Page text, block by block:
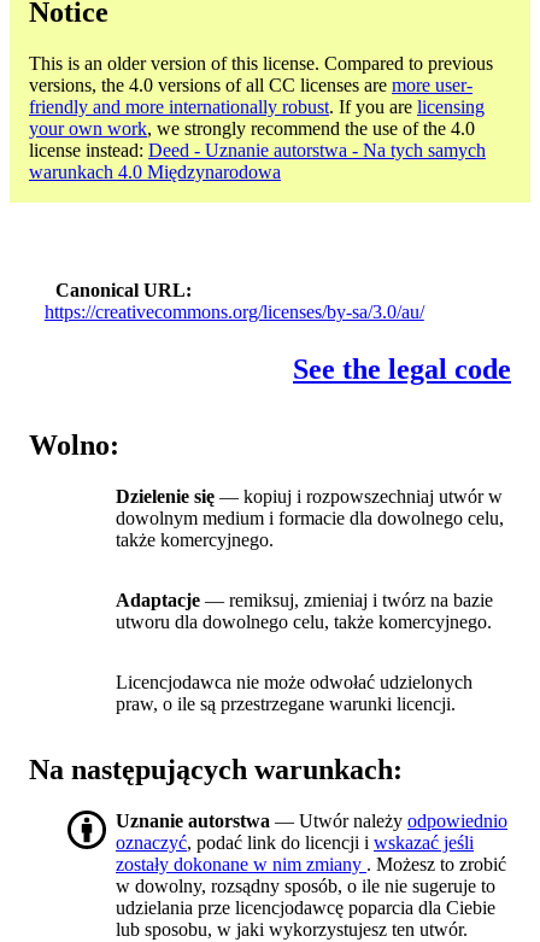
Notice
This is an older version of this license. Compared to previous
versions, the 4.0 versions of all CC licenses are more user-
friendly and more internationally robust. If you are licensing
your own work, we strongly recommend the use of the 4.0
license instead: Deed - Uznanie autorstwa - Na tych samych
warunkach 4.0 Międzynarodowa
Canonical URL
https://creativecommons.org/licenses/by-sa/3.0/au/
See the legal code
Wolno:
Dzielenie się — kopiuj i rozpowszechniaj utwór w
dowolnym medium i formacie dla dowolnego celu,
także komercyjnego.
Adaptacje — remiksuj, zmieniaj i twórz na bazie
utworu dla dowolnego celu, także komercyjnego.
Licencjodawca nie może odwołać udzielonych
praw, o ile są przestrzegane warunki licencji.
Na następujących warunkach:
Uznanie autorstwa — Utwór należy odpowiednio
oznaczyć, podać link do licencji i wskazać jeśli
zostały dokonane w nim zmiany . Możesz to zrobić
w dowolny, rozsądny sposób, o ile nie sugeruje to
udzielania prze licencjodawcę poparcia dla Ciebie
lub sposobu, w jaki wykorzystujesz ten utwór.